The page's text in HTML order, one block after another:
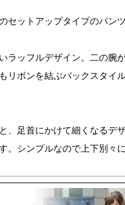
セットアップタイプのパンツ
ラッフルデザイン。二の腕
リボンを結ぶバックスタイ
、足首にかけて細くなるデ
。シンプルなので上下別々